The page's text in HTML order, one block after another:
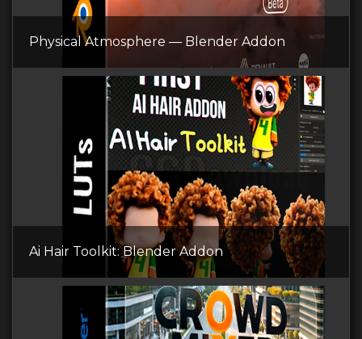
Physical Atmosphere — Blender Addon
Ai Hair Toolkit: Blender Addon